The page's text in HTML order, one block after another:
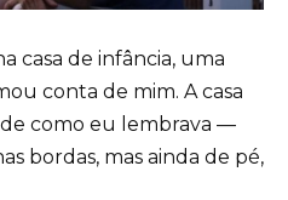
casa de infância, uma
conta de mim. A casa
como eu lembrava —
bordas, mas ainda de pé,